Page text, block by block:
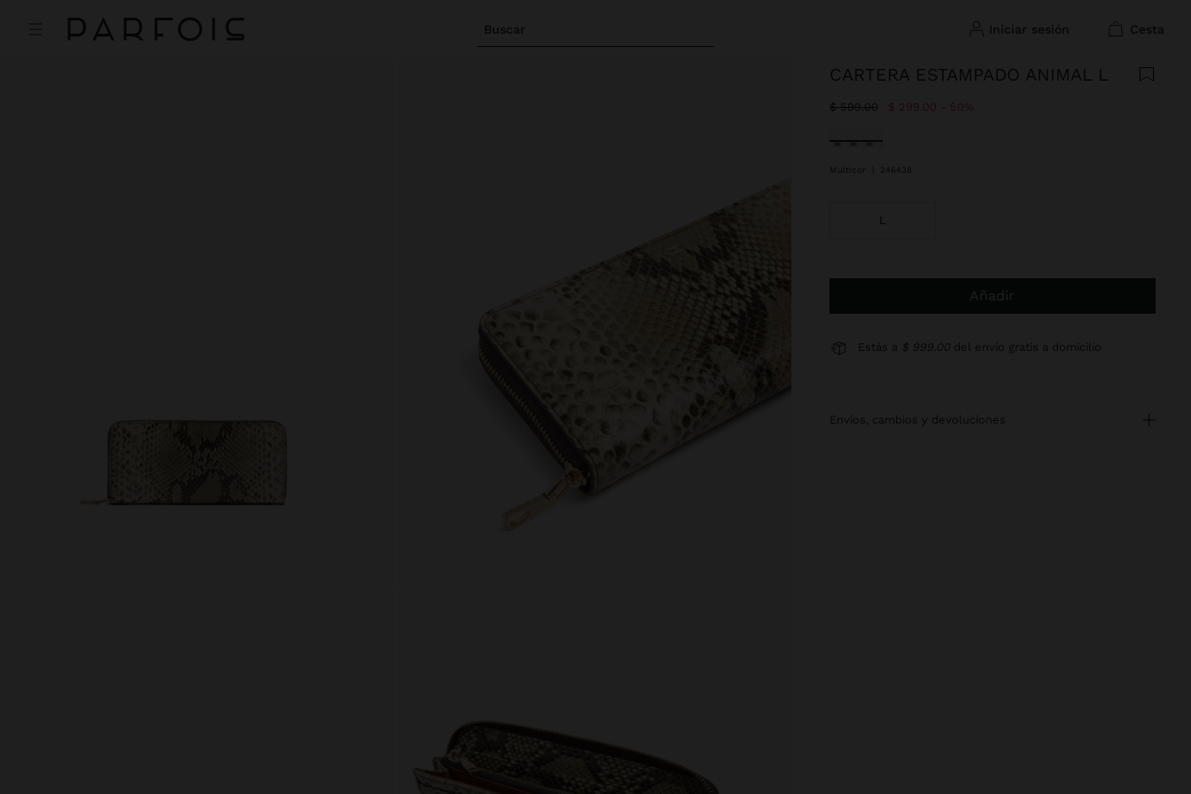
Buscar iniciar sesión cesta
CARTERA ESTAMPADO ANIMAL L
Precio rebajado de
$ 599.00A $ 299.00 50%
Seleccionado
Multicor 246438
L
Añadir
Estás a $ 999.00 del envío gratis a domicilio
envíos, cambios y devoluciones